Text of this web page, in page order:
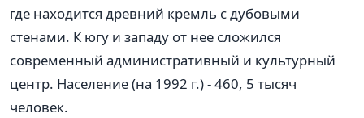
где находится древний кремль с дубовыми
стенами. К югу и западу от нее сложился
современный административный и культурный
центр. Население (на 1992 г.) - 460, 5 тысяч
человек.